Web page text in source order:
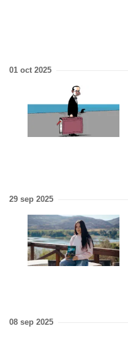
01 oct 2025
29 sep 2025
08 sep 2025